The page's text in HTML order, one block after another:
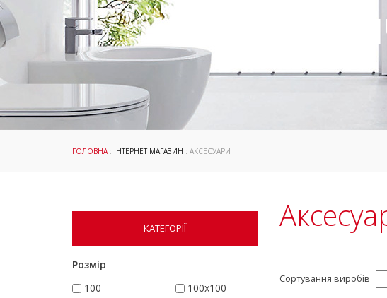
ГОЛОВНА: ІНТЕРНЕТ МАГАЗИН : АКСЕСУАРИ
КАТЕГОРІЇ
Розмір
100
100x100
Сортування виробів